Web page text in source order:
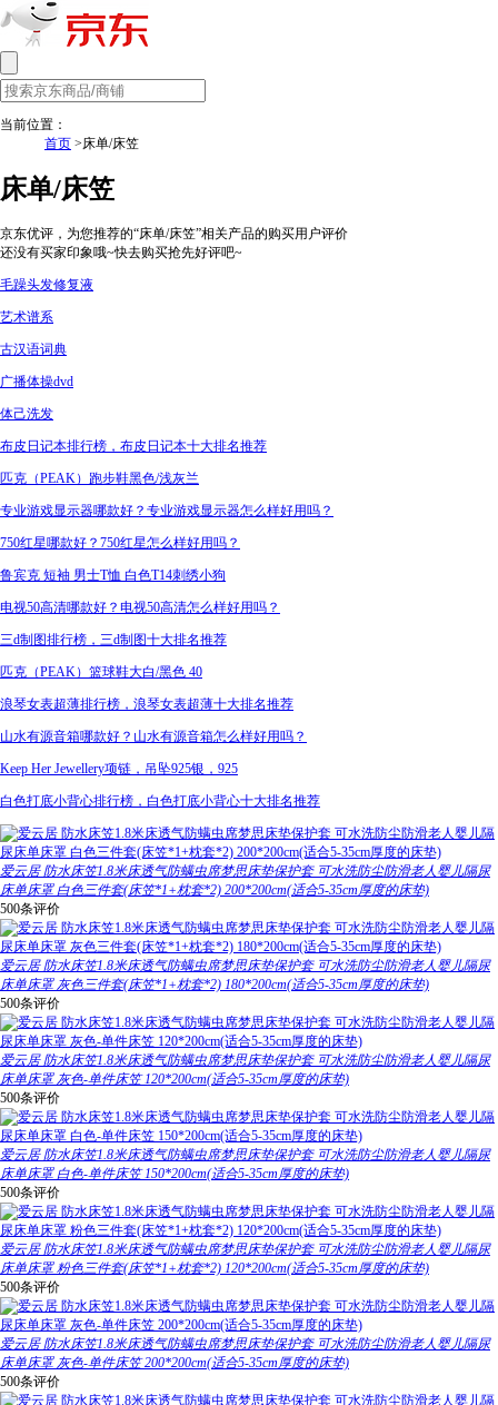
当前位置：
首页 >床单/床笠
床单/床笠
京东优评，为您推荐的“床单/床笠”相关产品的购买用户评价
还没有买家印象哦~快去购买抢先好评吧~
毛躁头发修复液
艺术谱系
古汉语词典
广播体操dvd
体己洗发
布皮日记本排行榜，布皮日记本十大排名推荐
匹克（PEAK）跑步鞋黑色/浅灰兰
专业游戏显示器哪款好？专业游戏显示器怎么样好用吗？
750红星哪款好？750红星怎么样好用吗？
鲁宾克 短袖 男士T恤 白色T14刺绣小狗
电视50高清哪款好？电视50高清怎么样好用吗？
三d制图排行榜，三d制图十大排名推荐
匹克（PEAK）篮球鞋大白/黑色 40
浪琴女表超薄排行榜，浪琴女表超薄十大排名推荐
山水有源音箱哪款好？山水有源音箱怎么样好用吗？
Keep Her Jewellery项链，吊坠925银，925
白色打底小背心排行榜，白色打底小背心十大排名推荐
爱云居 防水床笠1.8米床透气防螨虫席梦思床垫保护套 可水洗防尘防滑老人婴儿隔尿
床单床罩 白色三件套(床笠*1+枕套*2) 200*200cm(适合5-35cm厚度的床垫)
500条评价
爱云居 防水床笠1.8米床透气防螨虫席梦思床垫保护套 可水洗防尘防滑老人婴儿隔尿
床单床罩 灰色三件套(床笠*1+枕套*2) 180*200cm(适合5-35cm厚度的床垫)
500条评价
爱云居 防水床笠1.8米床透气防螨虫席梦思床垫保护套 可水洗防尘防滑老人婴儿隔尿
床单床罩 灰色-单件床笠 120*200cm(适合5-35cm厚度的床垫)
500条评价
爱云居 防水床笠1.8米床透气防螨虫席梦思床垫保护套 可水洗防尘防滑老人婴儿隔尿
床单床罩 白色-单件床笠 150*200cm(适合5-35cm厚度的床垫)
500条评价
爱云居 防水床笠1.8米床透气防螨虫席梦思床垫保护套 可水洗防尘防滑老人婴儿隔尿
床单床罩 粉色三件套(床笠*1+枕套*2) 120*200cm(适合5-35cm厚度的床垫)
500条评价
爱云居 防水床笠1.8米床透气防螨虫席梦思床垫保护套 可水洗防尘防滑老人婴儿隔尿
床单床罩 灰色-单件床笠 200*200cm(适合5-35cm厚度的床垫)
500条评价